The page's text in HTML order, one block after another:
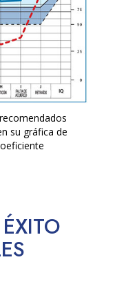
su gráfica de